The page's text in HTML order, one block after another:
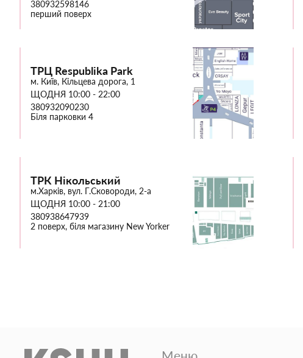
380932598146
перший поверх
ТРЦ Respublika Park
м. Київ, Кільцева дорога, 1
ЩОДНЯ 10:00 - 22:00
380932090230
Біля парковки 4
ТРК Нікольський
м.Харків, вул. Г.Сковороди, 2-а
ЩОДНЯ 10:00 - 21:00
380938647939
2 поверх, біля магазину New Yorker